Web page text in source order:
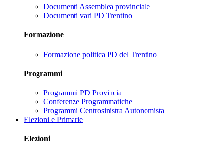
Documenti Assemblea provinciale
Documenti vari PD Trentino
Formazione
Formazione politica PD del Trentino
Programmi
Programmi PD Provincia
Conferenze Programmatiche
Programmi Centrosinistra Autonomista
Elezioni e Primarie
Elezioni